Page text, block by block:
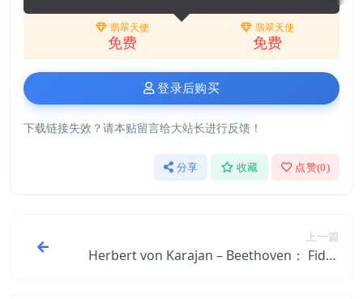
翡翠天使
免费
翡翠天使
免费
登录后购买
下载链接失效？请本贴留言给大站长进行反馈！
分享 收藏 点赞(0)
上一篇
Herbert von Karajan – Beethoven： Fideli